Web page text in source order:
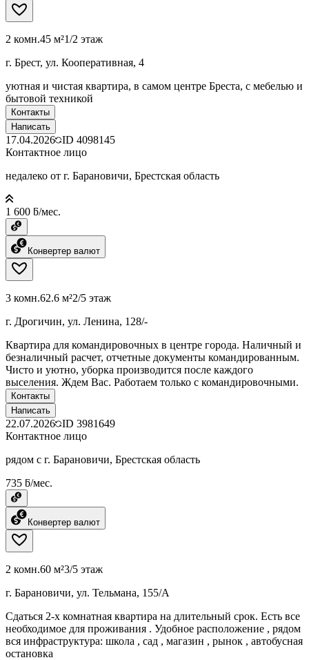
2 комн.45 м²1/2 этаж
г. Брест, ул. Кооперативная, 4
уютная и чистая квартира, в самом центре Бреста, с мебелью и
бытовой техникой
Контакты
Написать
17.04.2026 ID 4098145
Контактное лицо
недалеко от г. Барановичи, Брестская область
1 600 ƃ/мес.
Конвертер валют
3 комн.62.6 м²2/5 этаж
г. Дрогичин, ул. Ленина, 128/-
Квартира для командировочных в центре города. Наличный и
безналичный расчет, отчетные документы командированным.
Чисто и уютно, уборка производится после каждого
выселения. Ждем Вас. Работаем только с командировочными.
Контакты
Написать
22.07.2026 ID 3981649
Контактное лицо
рядом с г. Барановичи, Брестская область
735 ƃ/мес.
Конвертер валют
2 комн.60 м²3/5 этаж
г. Барановичи, ул. Тельмана, 155/А
Сдаться 2-х комнатная квартира на длительный срок. Есть все
необходимое для проживания . Удобное расположение , рядом
вся инфраструктура: школа , сад , магазин , рынок , автобусная
остановка